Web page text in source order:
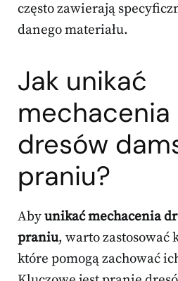
często zawierają
danego materiału.
Jak unikać
mechacenia
dresów
praniu?
Abyunikać mechacenia
praniu, warto zastosować
które pomogą zachować